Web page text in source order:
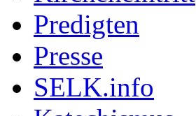
Predigten
Presse
SELK.info